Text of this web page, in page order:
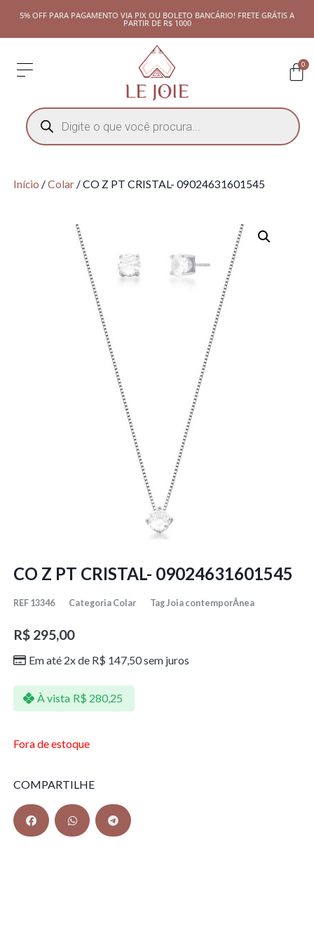
5% OFF PARA PAGAMENTO VIA PIX OU BOLETO BANCÁRIO! FRETE GRÁTIS A
PARTIR DE R$ 1000
0
Início /Colar/ CO Z PT CRISTAL- 09024631601545
CO Z PT CRISTAL- 09024631601545
REF 13346 Categoria Colar Tag Joia contemporÂnea
R$295,00
Em até 2x de R$ 147,50sem juros
À vista R$ 280,25
Fora de estoque
COMPARTILHE